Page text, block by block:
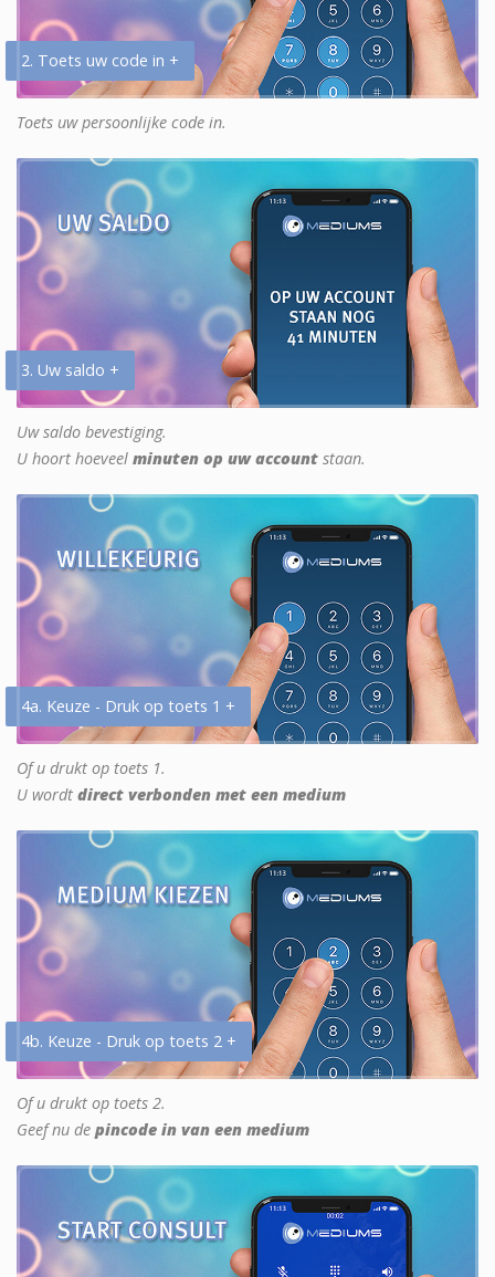
2. Toets uw code in +
Toets uw persoonlijke code in.
3. Uw saldo +
Uw saldo bevestiging.
U hoort hoeveel minuten op uw account staan.
4a. Keuze - Druk op toets 1 +
Of u drukt op toets 1.
U wordt direct verbonden met een medium
4b. Keuze - Druk op toets 2 +
Of u drukt op toets 2.
Geef nu de pincode in van een medium